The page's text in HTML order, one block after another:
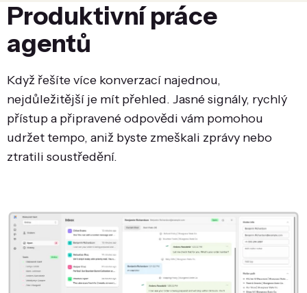
Produktivní práce
agentů
Když řešíte více konverzací najednou,
nejdůležitější je mít přehled. Jasné signály, rychlý
přístup a připravené odpovědi vám pomohou
udržet tempo, aniž byste zmeškali zprávy nebo
ztratili soustředění.